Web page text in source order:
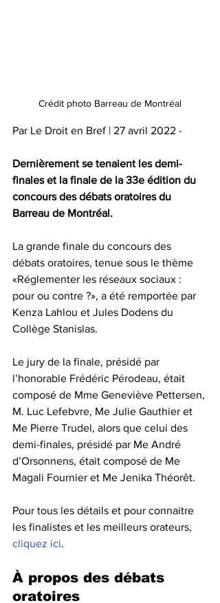
Crédit photo Barreau de Montréal
Par Le Droit en Bref | 27 avril 2022 -
Dernièrement se tenaient les demi-
finales et la finale de la 33e édition du
concours des débats oratoires du
Barreau de Montréal.
La grande finale du concours des
débats oratoires, tenue sous le thème
«Réglementer les réseaux sociaux :
pour ou contre ?», a été remportée par
Kenza Lahlou et Jules Dodens du
Collège Stanislas.
Le jury de la finale, présidé par
l’honorable Frédéric Pérodeau, était
composé de Mme Geneviève Pettersen,
M. Luc Lefebvre, Me Julie Gauthier et
Me Pierre Trudel, alors que celui des
demi-finales, présidé par Me André
d’Orsonnens, était composé de Me
Magali Fournier et Me Jenika Théorêt.
Pour tous les détails et pour connaitre
les finalistes et les meilleurs orateurs,
cliquez ici.
À propos des débats
oratoires